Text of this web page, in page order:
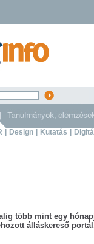
Design Kutatás
több mint egy
álláskereső